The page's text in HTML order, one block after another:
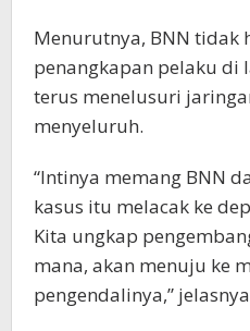
Menurutnya, BNN tidak
penangkapan pelaku di
terus menelusuri
menyeluruh.
“Intinya memang BNN
kasus itu melacak ke
Kita ungkap
mana, akan menuju ke
pengendalinya,”